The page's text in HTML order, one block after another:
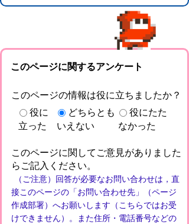
このページに関するアンケート
このページの情報は役に立ちましたか？
役に
立った
どちらとも
いえない
役にたた
なかった
このページに関してご意見がありました
らご記入ください。
（ご注意）回答が必要なお問い合わせは，直
接このページの「お問い合わせ先」（ページ
作成部署）へお願いします（こちらではお受
けできません）。また住所・電話番号などの